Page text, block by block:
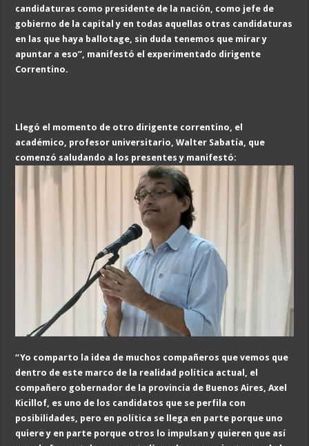
candidaturas como presidente de la nación, como jefe de
gobierno de la capital y en todas aquellas otras candidaturas
en las que haya ballotage, sin duda tenemos que mirar y
apuntar a eso”, manifestó el experimentado dirigente
Correntino.
Llegó el momento de otro dirigente correntino, el
académico, profesor universitario, Walter Sabatía, que
comenzó saludando a los presentes y manifestó:
“Yo comparto la idea de muchos compañeros que vemos que
dentro de este marco de la realidad política actual, el
compañero gobernador de la provincia de Buenos Aires, Axel
Kicillof, es uno de los candidatos que se perfila con
posibilidades, pero en política se llega en parte porque uno
quiere y en parte porque otros lo impulsan y quieren que así